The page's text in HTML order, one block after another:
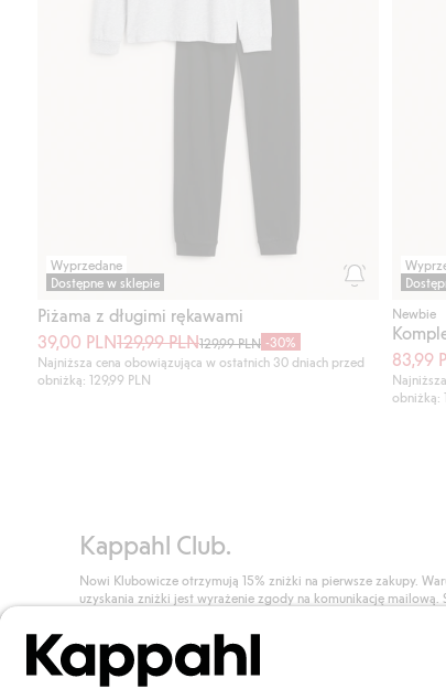
Wyprzedane
Dostępne w sklepie
Piżama z długimi rękawami
39,00 PLN129,99 PLN129,99 PLN -30%
Najniższa cena obowiązująca w ostatnich 30 dniach przed
obniżką: 129,99 PLN
Newbie
83,99
obniżką:
Kappahl Club.
Nowi Klubowicze otrzymują 15% zniżki na pierwsze zakupy.
uzyskania zniżki jest wyrażenie zgody na komunikację mailową.
Dołącz do Klubu!